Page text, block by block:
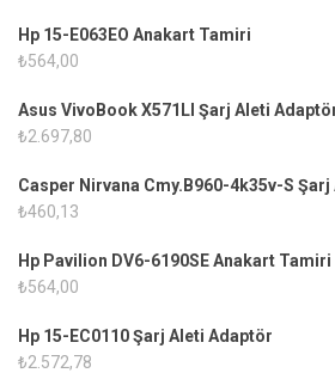
Hp 15-E063EO Anakart Tamiri
₺564,00
Asus VivoBook X571LI Şarj Aleti
₺2.697,80
Casper Nirvana Cmy.B960-4k35v-S
₺460,13
Hp Pavilion DV6-6190SE Anakart Tamiri
₺564,00
Hp 15-EC0110 Şarj Aleti Adaptör
₺2.572,78